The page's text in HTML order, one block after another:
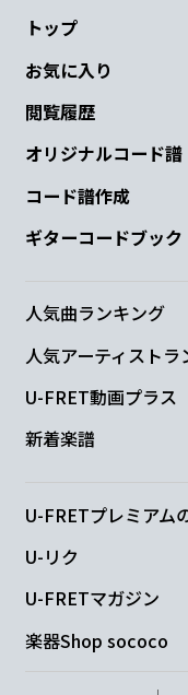
トップ
お気に入り
閲覧履歴
オリジナルコード譜
コード譜作成
ギターコードブック
人気曲ランキング
人気アーティストラ
U-FRET動画プラス
新着楽譜
U-FRETプレミアム
U-リク
U-FRETマガジン
楽器Shop sococo